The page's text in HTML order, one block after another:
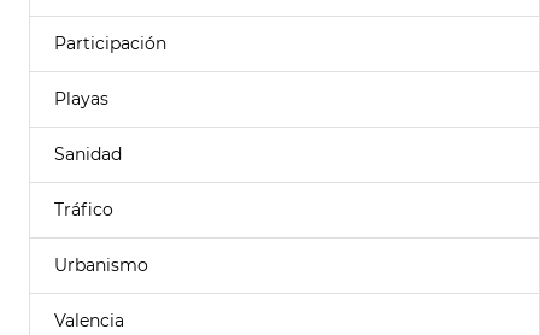
Participación
Playas
Sanidad
Tráfico
Urbanismo
Valencia